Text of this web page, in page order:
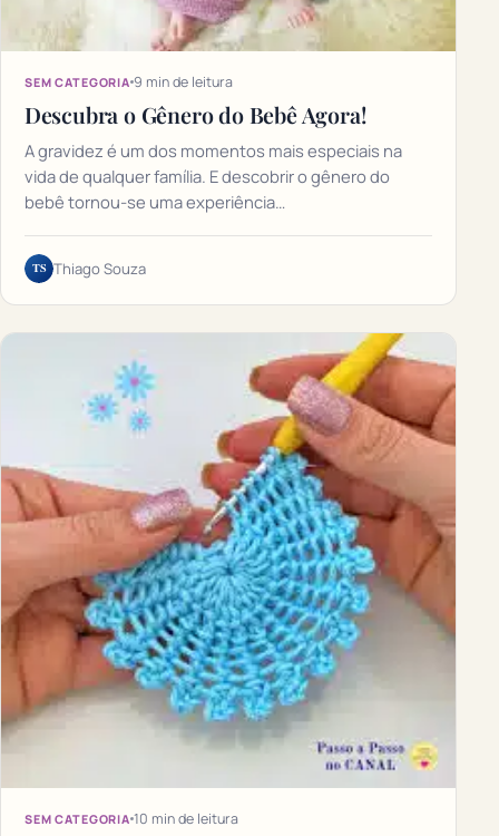
SEM CATEGORIA 9 min de leitura
Descubra o Gênero do Bebê Agora!
A gravidez é um dos momentos mais especiais na
vida de qualquer família. E descobrir o gênero do
bebê tornou-se uma experiência…
TS Thiago Souza
SEM CATEGORIA 10 min de leitura